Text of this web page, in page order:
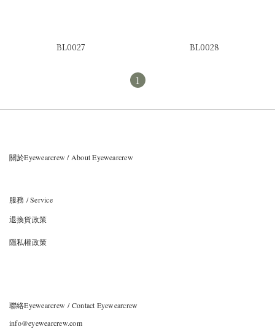
BL0027 BL0028
1
關於Eyewearcrew / About Eyewearcrew
服務 / Service
退換貨政策
隱私權政策
聯絡Eyewearcrew / Contact Eyewearcrew
info@eyewearcrew.com